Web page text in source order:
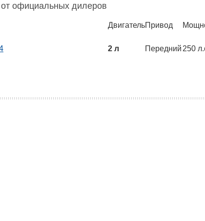
официальных дилеров
ДвигательПривод
2 л Передний 250